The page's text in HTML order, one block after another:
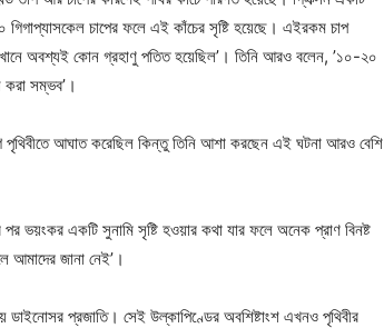
চাপের ফলে এই কাঁচের সৃষ্টি হয়েছে। এইরকম চাপ
অবশ্যই কোন গ্রহাণু পতিত হয়েছিল’। তিনি আরও বলেন, ’১০-২০
করা সম্ভব’।
আঘাত করেছিল কিন্তু তিনি আশা করছেন এই ঘটনা আরও বেশি
ভয়ংকর একটি সুনামি সৃষ্টি হওয়ার কথা যার ফলে অনেক প্রাণ বিনষ্ট
আমাদের জানা নেই’।
প্রজাতি। সেই উল্কাপিণ্ডের অবশিষ্টাংশ এখনও পৃথিবীর